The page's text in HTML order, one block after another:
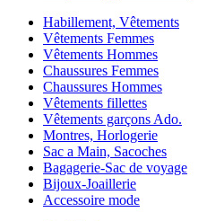
Habillement, Vêtements
Vêtements Femmes
Vêtements Hommes
Chaussures Femmes
Chaussures Hommes
Vêtements fillettes
Vêtements garçons Ado.
Montres, Horlogerie
Sac a Main, Sacoches
Bagagerie-Sac de voyage
Bijoux-Joaillerie
Accessoire mode